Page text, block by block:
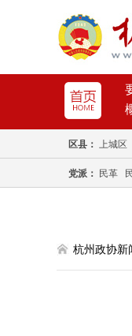
区县： 上城区
党派： 民革
杭州政协新